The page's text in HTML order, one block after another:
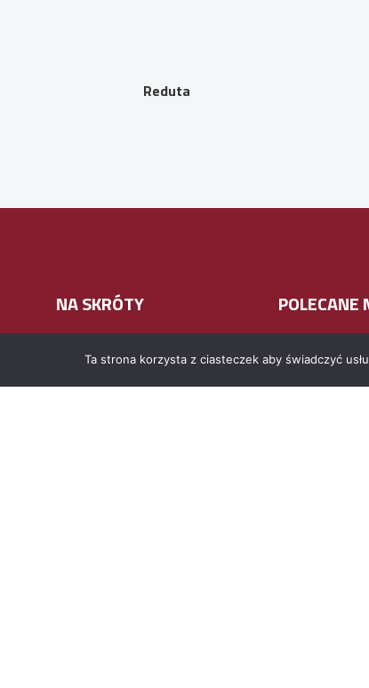
Reduta
NA SKRÓTY
Firma
Aktualności
POLECANE
Mais crop
Sunoil
Ta strona korzysta z ciasteczek aby świadczyć